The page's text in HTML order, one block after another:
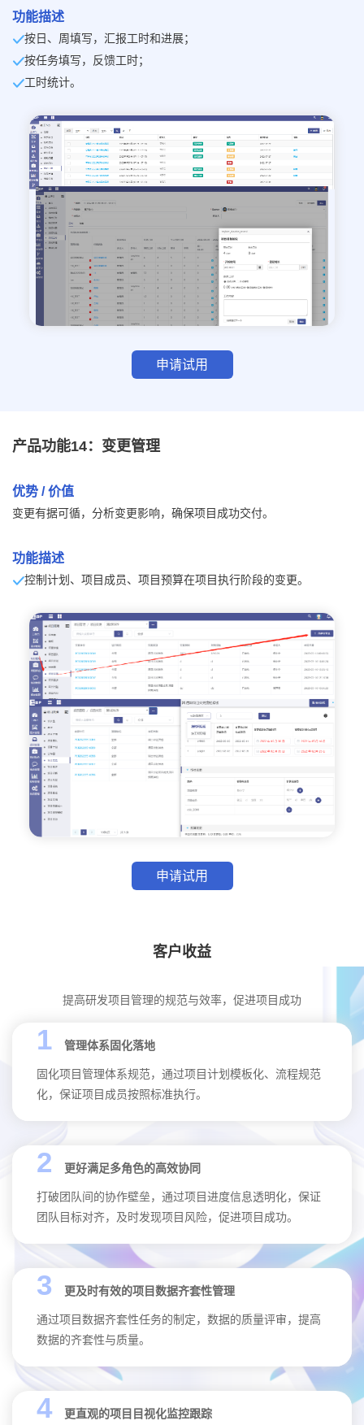
功能描述
按日、周填写，汇报工时和进展；
按任务填写，反馈工时；
工时统计。
申请试用
产品功能14：变更管理
优势 / 价值
变更有据可循，分析变更影响，确保项目成功交付。
功能描述
控制计划、项目成员、项目预算在项目执行阶段的变更。
申请试用
客户收益
提高研发项目管理的规范与效率，促进项目成功
1 管理体系固化落地
固化项目管理体系规范，通过项目计划模板化、流程规范
化，保证项目成员按照标准执行。
2 更好满足多角色的高效协同
打破团队间的协作壁垒，通过项目进度信息透明化，保证
团队目标对齐，及时发现项目风险，促进项目成功。
3 更及时有效的项目数据齐套性管理
通过项目数据齐套性任务的制定，数据的质量评审，提高
数据的齐套性与质量。
4 更直观的项目目视化监控跟踪